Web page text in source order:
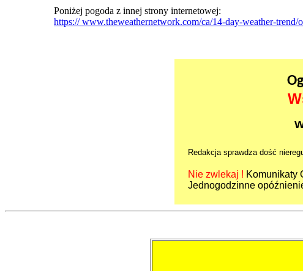
Poniżej pogoda z innej strony internetowej:
https:// www.theweathernetwork.com/ca/14-day-weather-trend/
Redakcja sprawdza dość
Nie zwlekaj ! Komunikaty
Jednogodzinne